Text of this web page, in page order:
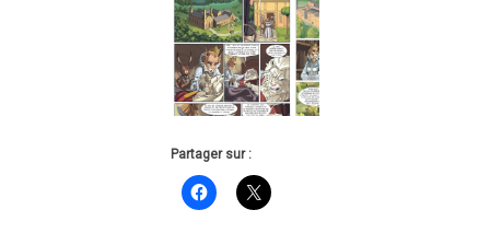
Partager sur :